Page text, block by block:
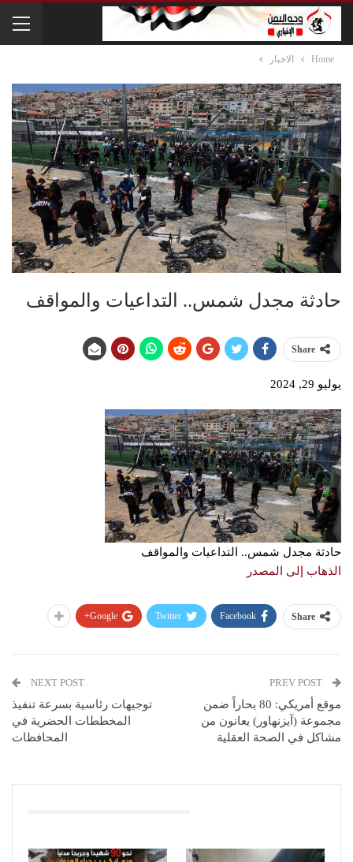
Home الاخبار
حادثة مجدل شمس.. التداعيات والمواقف
Share
يوليو 29, 2024
حادثة مجدل شمس.. التداعيات والمواقف
الذهاب إلى المصدر
Share
Facebook
Twitter
Google+
موقع أمريكي: 80 بحاراً ضمن
مجموعة (آيزنهاور) يعانون من
مشاكل في الصحة العقلية
NEXT POST
توجيهات رئاسية بسرعة تنفيذ
المخططات الحضرية في
المحافظات